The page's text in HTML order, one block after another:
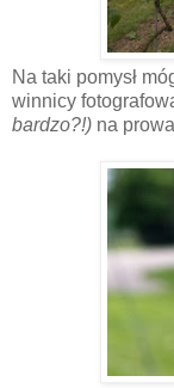
Na taki pomysł
winnicy
bardzo?!) na